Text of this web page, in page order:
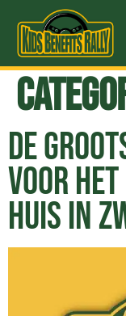
DE
VOOR
HUIS IN